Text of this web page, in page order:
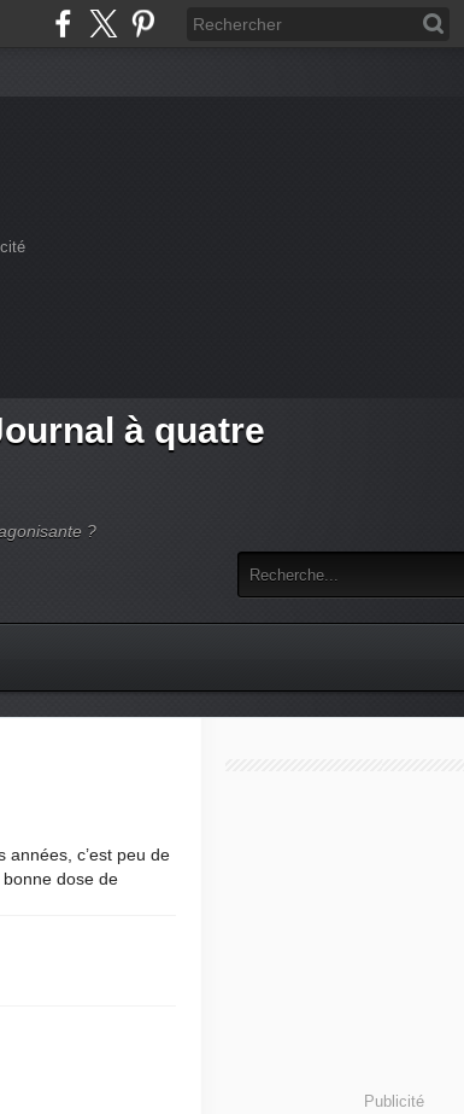
à quatre
?
c’est peu de
dose de
Publicité